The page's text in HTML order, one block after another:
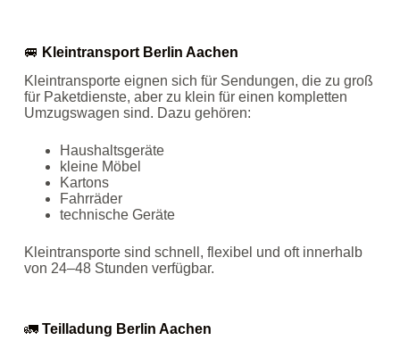
🚐 Kleintransport Berlin Aachen
Kleintransporte eignen sich für Sendungen, die zu groß
für Paketdienste, aber zu klein für einen kompletten
Umzugswagen sind. Dazu gehören:
Haushaltsgeräte
kleine Möbel
Kartons
Fahrräder
technische Geräte
Kleintransporte sind schnell, flexibel und oft innerhalb
von 24–48 Stunden verfügbar.
🚛 Teilladung Berlin Aachen